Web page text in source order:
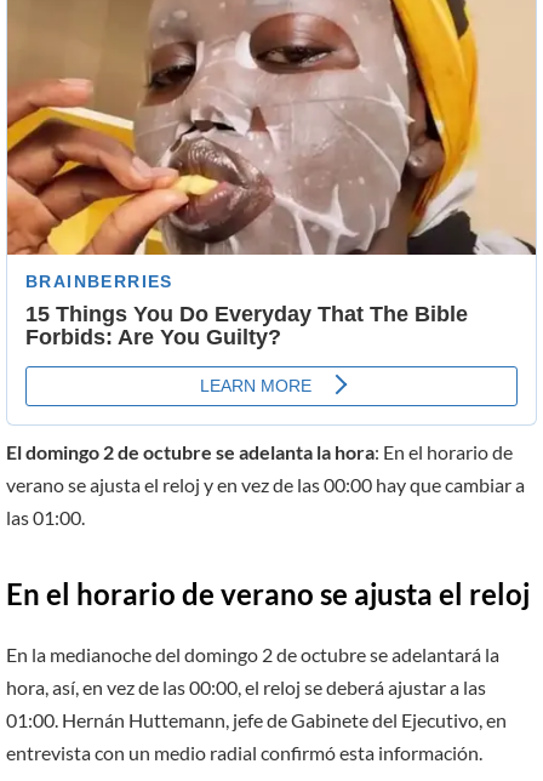
El domingo 2 de octubre se adelanta la hora: En el horario de
verano se ajusta el reloj y en vez de las 00:00 hay que cambiar a
las 01:00.
En el horario de verano se ajusta el reloj
En la medianoche del domingo 2 de octubre se adelantará la
hora, así, en vez de las 00:00, el reloj se deberá ajustar a las
01:00. Hernán Huttemann, jefe de Gabinete del Ejecutivo, en
entrevista con un medio radial confirmó esta información.